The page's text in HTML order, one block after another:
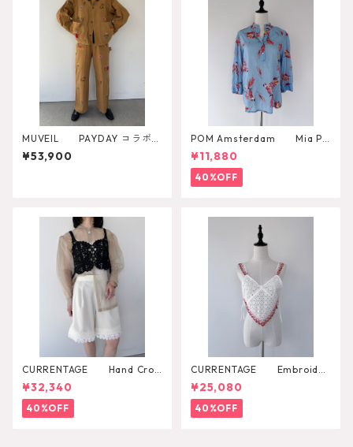
MUVEIL PAYDAY コラボパ
ンツ MA262FP701
¥53,900
POM Amsterdam Mia Pa
rrots Blouse
¥11,880
40%OFF
CURRENTAGE Hand Croc
het Bustier
¥32,340
40%OFF
CURRENTAGE Embroider
y Layared Blouse
¥25,080
40%OFF